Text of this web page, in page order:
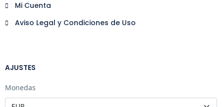
Mi Cuenta
Aviso Legal y Condiciones de Uso
AJUSTES
Monedas